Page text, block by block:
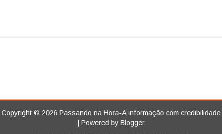
Copyright © 2026 Passando na Hora-A informação com credibilidade
| Powered by Blogger